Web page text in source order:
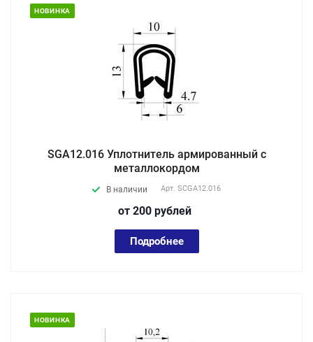
НОВИНКА
SGA12.016 Уплотнитель армированный с
металлокордом
В наличии Арт. SCGA12.016
от 200 рублей
Подробнее
НОВИНКА